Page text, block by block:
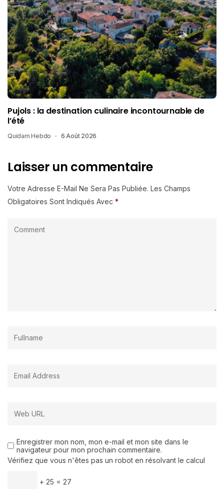
Pujols : la destination culinaire incontournable de
l’été
Quidam Hebdo 6 Août 2026
Laisser un commentaire
Votre Adresse E-Mail Ne Sera Pas Publiée. Les Champs
Obligatoires Sont Indiqués Avec *
Enregistrer mon nom, mon e-mail et mon site dans le
navigateur pour mon prochain commentaire.
Vérifiez que vous n'êtes pas un robot en résolvant le calcul
+ 25 = 27